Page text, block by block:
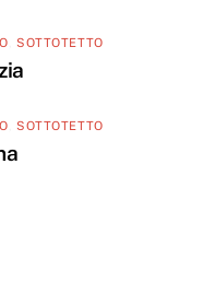
,SOTTOTETTO
,SOTTOTETTO